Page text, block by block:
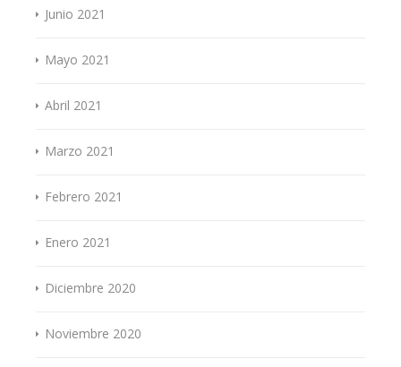
Junio 2021
Mayo 2021
Abril 2021
Marzo 2021
Febrero 2021
Enero 2021
Diciembre 2020
Noviembre 2020